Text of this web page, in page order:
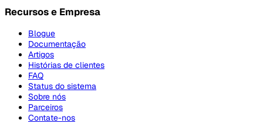
Recursos e Empresa
Blogue
Documentação
Artigos
Histórias de clientes
FAQ
Status do sistema
Sobre nós
Parceiros
Contate-nos